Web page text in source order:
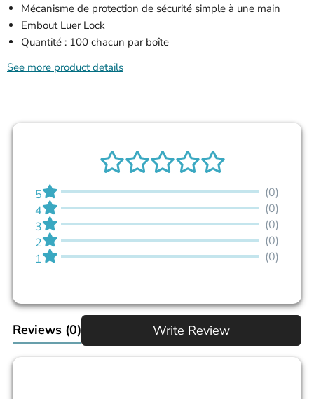
Mécanisme de protection de sécurité simple à une main
Embout Luer Lock
Quantité : 100 chacun par boîte
See more product details
5
(0)
4
(0)
3
(0)
2
(0)
1
(0)
Reviews (0) Write Review